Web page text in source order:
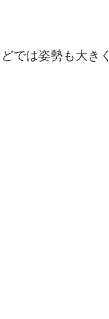
では姿勢も大きく